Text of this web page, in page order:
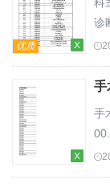
塞
家
吸
优质
诊
性
环
协
病
手